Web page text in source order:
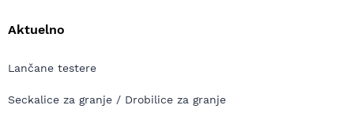
Aktuelno
Lančane testere
Seckalice za granje / Drobilice za granje